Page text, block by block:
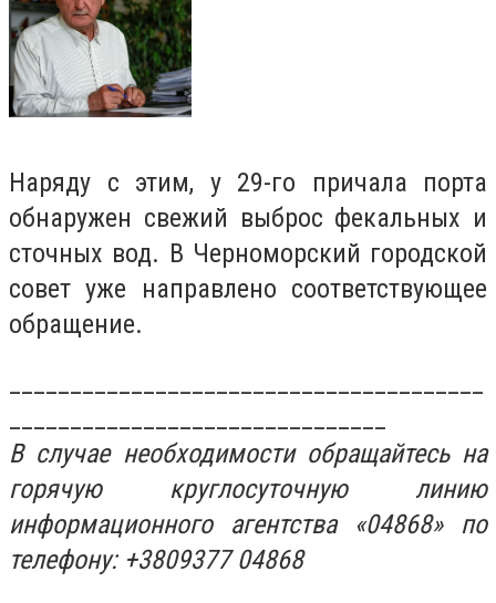
Наряду с этим, у 29-го причала порта
обнаружен свежий выброс фекальных и
сточных вод. В Черноморский городской
совет уже направлено соответствующее
обращение.
В случае необходимости обращайтесь на
горячую круглосуточную линию
информационного агентства «04868» по
телефону: +3809377 04868